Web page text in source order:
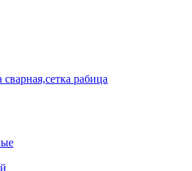
рабица